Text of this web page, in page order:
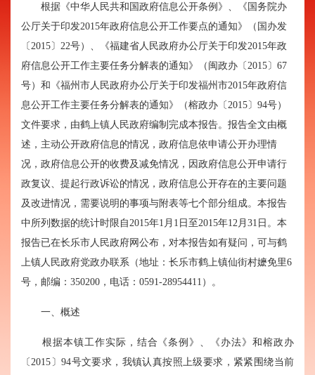
根据《中华人民共和国政府信息公开条例》、《国务院办
公厅关于印发2015年政府信息公开工作要点的通知》（国办发
〔 2015〕 22号）、《福建省人民政府办公厅关于印发2015年政
府信息公开工作主要任务分解表的通知》（闽政办〔 2015〕 67
号）和《福州市人民政府办公厅关于印发福州市2015年政府信
息公开工作主要任务分解表的通知》（榕政办〔 2015〕 94号）
文件要求，由鹤上镇人民政府编制完成本报告。报告全文由概
述，主动公开政府信息的情况，政府信息依申请公开办理情
况，政府信息公开的收费及减免情况，因政府信息公开申请行
政复议、提起行政诉讼的情况，政府信息公开存在的主要问题
及改进情况，需要说明的事项与附表等七个部分组成。本报告
中所列数据的统计时限自 2015年1 月 1 日至2015年12 月 31 日。本
报告已在长乐市人民政府网公布，对本报告如有疑问，可与鹤
上镇人民政府党政办联系（地址：长乐市鹤上镇仙街村嬷免里6
号，邮编： 350200 ，电话： 0591-28954411 ）。
一、概述
根据本镇工作实际，结合《条例》、《办法》和榕政办
〔 2015 〕94号文要求，我镇认真按照上级要求，紧紧围绕当前